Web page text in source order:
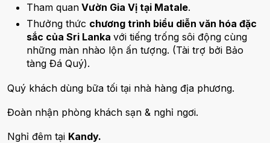
Tham quan Vườn Gia Vị tại Matale.
Thưởng thức chương trình biểu diễn văn hóa đặc
sắc của Sri Lanka với tiếng trống sôi động cùng
những màn nhào lộn ấn tượng. (Tài trợ bởi Bảo
tàng Đá Quý).
Quý khách dùng bữa tối tại nhà hàng địa phương.
Đoàn nhận phòng khách sạn & nghỉ ngơi.
Nghỉ đêm tại Kandy.